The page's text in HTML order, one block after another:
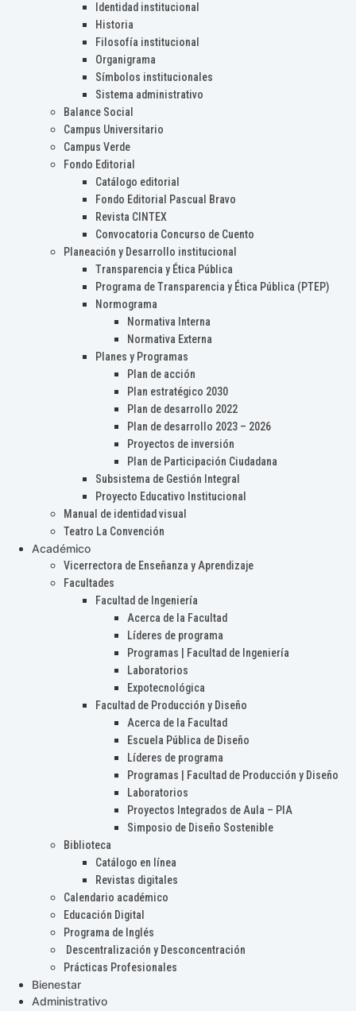
Identidad institucional
Historia
Filosofía institucional
Organigrama
Símbolos institucionales
Sistema administrativo
Balance Social
Campus Universitario
Campus Verde
Fondo Editorial
Catálogo editorial
Fondo Editorial Pascual Bravo
Revista CINTEX
Convocatoria Concurso de Cuento
Planeación y Desarrollo institucional
Transparencia y Ética Pública
Programa de Transparencia y Ética Pública (PTEP)
Normograma
Normativa Interna
Normativa Externa
Planes y Programas
Plan de acción
Plan estratégico 2030
Plan de desarrollo 2022
Plan de desarrollo 2023 – 2026
Proyectos de inversión
Plan de Participación Ciudadana
Subsistema de Gestión Integral
Proyecto Educativo Institucional
Manual de identidad visual
Teatro La Convención
Académico
Vicerrectora de Enseñanza y Aprendizaje
Facultades
Facultad de Ingeniería
Acerca de la Facultad
Líderes de programa
Programas | Facultad de Ingeniería
Laboratorios
Expotecnológica
Facultad de Producción y Diseño
Acerca de la Facultad
Escuela Pública de Diseño
Líderes de programa
Programas | Facultad de Producción y Diseño
Laboratorios
Proyectos Integrados de Aula – PIA
Simposio de Diseño Sostenible
Biblioteca
Catálogo en línea
Revistas digitales
Calendario académico
Educación Digital
Programa de Inglés
Descentralización y Desconcentración
Prácticas Profesionales
Bienestar
Administrativo